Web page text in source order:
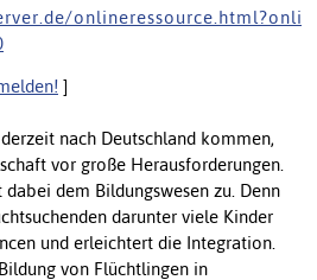
v e r . d e / o n l i n e r e s s o u r c e . h t m l ? o n l i
]
nach Deutschland kommen,
vor große Herausforderungen.
dem Bildungswesen zu. Denn
darunter viele Kinder
und erleichtert die Integration.
von Flüchtlingen in